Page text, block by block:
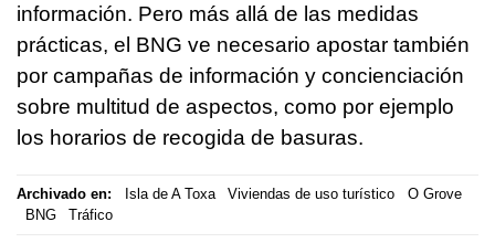
información. Pero más allá de las medidas
prácticas, el BNG ve necesario apostar también
por campañas de información y concienciación
sobre multitud de aspectos, como por ejemplo
los horarios de recogida de basuras.
Archivado en: Isla de A Toxa Viviendas de uso turístico
O Grove
BNG
Tráfico